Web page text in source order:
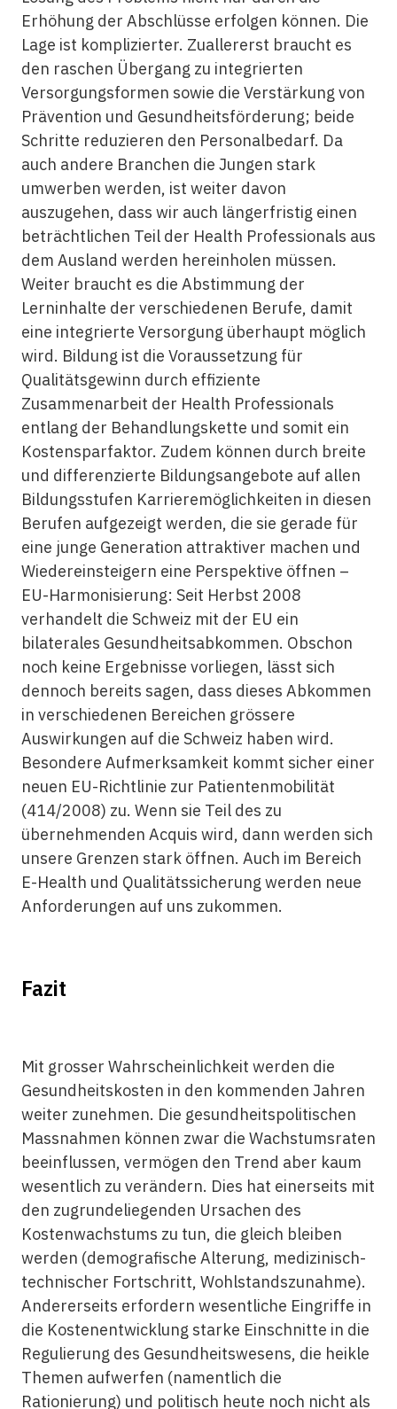
Erhöhung der Abschlüsse erfolgen können. Die
Lage ist komplizierter. Zuallererst braucht es
den raschen Übergang zu integrierten
Versorgungsformen sowie die Verstärkung von
Prävention und Gesundheitsförderung; beide
Schritte reduzieren den Personalbedarf. Da
auch andere Branchen die Jungen stark
umwerben werden, ist weiter davon
auszugehen, dass wir auch längerfristig einen
beträchtlichen Teil der Health Professionals aus
dem Ausland werden hereinholen müssen.
Weiter braucht es die Abstimmung der
Lerninhalte der verschiedenen Berufe, damit
eine integrierte Versorgung überhaupt möglich
wird. Bildung ist die Voraussetzung für
Qualitätsgewinn durch effiziente
Zusammenarbeit der Health Professionals
entlang der Behandlungskette und somit ein
Kostensparfaktor. Zudem können durch breite
und differenzierte Bildungsangebote auf allen
Bildungsstufen Karrieremöglichkeiten in diesen
Berufen aufgezeigt werden, die sie gerade für
eine junge Generation attraktiver machen und
Wiedereinsteigern eine Perspektive öffnen –
EU-Harmonisierung: Seit Herbst 2008
verhandelt die Schweiz mit der EU ein
bilaterales Gesundheitsabkommen. Obschon
noch keine Ergebnisse vorliegen, lässt sich
dennoch bereits sagen, dass dieses Abkommen
in verschiedenen Bereichen grössere
Auswirkungen auf die Schweiz haben wird.
Besondere Aufmerksamkeit kommt sicher einer
neuen EU-Richtlinie zur Patientenmobilität
(414/2008) zu. Wenn sie Teil des zu
übernehmenden Acquis wird, dann werden sich
unsere Grenzen stark öffnen. Auch im Bereich
E-Health und Qualitätssicherung werden neue
Anforderungen auf uns zukommen.
Fazit
Mit grosser Wahrscheinlichkeit werden die
Gesundheitskosten in den kommenden Jahren
weiter zunehmen. Die gesundheitspolitischen
Massnahmen können zwar die Wachstumsraten
beeinflussen, vermögen den Trend aber kaum
wesentlich zu verändern. Dies hat einerseits mit
den zugrundeliegenden Ursachen des
Kostenwachstums zu tun, die gleich bleiben
werden (demografische Alterung, medizinisch-
technischer Fortschritt, Wohlstandszunahme).
Andererseits erfordern wesentliche Eingriffe in
die Kostenentwicklung starke Einschnitte in die
Regulierung des Gesundheitswesens, die heikle
Themen aufwerfen (namentlich die
Rationierung) und politisch heute noch nicht als